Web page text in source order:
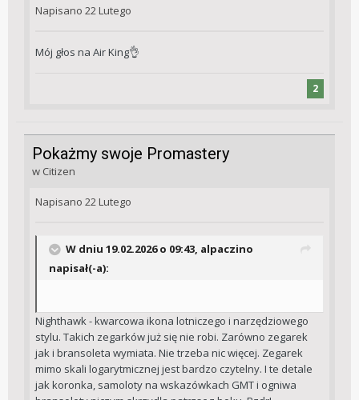
Napisano 22 Lutego
Mój głos na Air King👌
2
Pokażmy swoje Promastery
w Citizen
Napisano 22 Lutego
W dniu 19.02.2026 o 09:43, alpaczino
napisał(-a):
Nighthawk - kwarcowa ikona lotniczego i narzędziowego
stylu. Takich zegarków już się nie robi. Zarówno zegarek
jak i bransoleta wymiata. Nie trzeba nic więcej. Zegarek
mimo skali logarytmicznej jest bardzo czytelny. I te detale
jak koronka, samoloty na wskazówkach GMT i ogniwa